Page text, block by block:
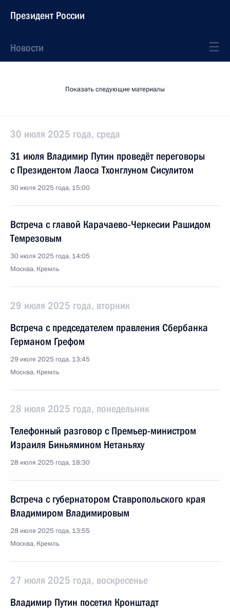
Президент России
Новости
Показать следующие материалы
30 июля 2025 года, среда
31 июля Владимир Путин проведёт переговоры
с Президентом Лаоса Тхонглуном Сисулитом
30 июля 2025 года, 15:00
Встреча с главой Карачаево-Черкесии Рашидом
Темрезовым
30 июля 2025 года, 14:05
Москва, Кремль
29 июля 2025 года, вторник
Встреча с председателем правления Сбербанка
Германом Грефом
29 июля 2025 года, 13:45
Москва, Кремль
28 июля 2025 года, понедельник
Телефонный разговор с Премьер-министром
Израиля Биньямином Нетаньяху
28 июля 2025 года, 18:30
Встреча с губернатором Ставропольского края
Владимиром Владимировым
28 июля 2025 года, 13:55
Москва, Кремль
27 июля 2025 года, воскресенье
Владимир Путин посетил Кронштадт